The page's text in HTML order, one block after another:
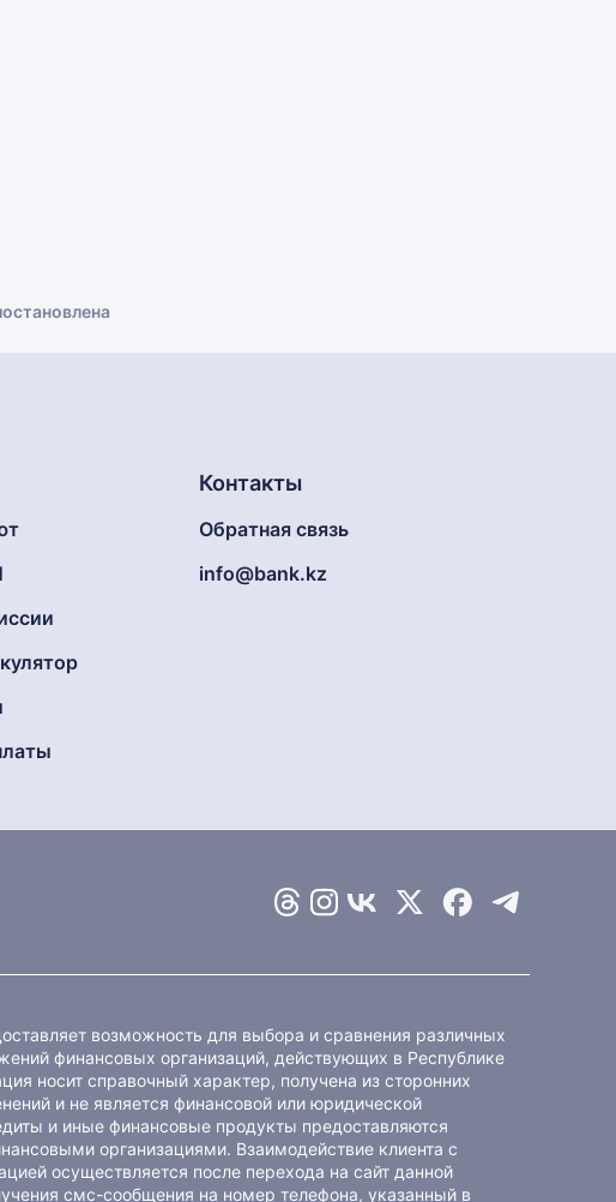
Контакты
Обратная связь
info@bank.kz
возможность для выбора и сравнения различных
финансовых организаций, действующих в Республике
носит справочный характер, получена из сторонних
и не является финансовой или юридической
и иные финансовые продукты предоставляются
организациями. Взаимодействие клиента с
осуществляется после перехода на сайт данной
смс-сообщения на номер телефона, указанный в